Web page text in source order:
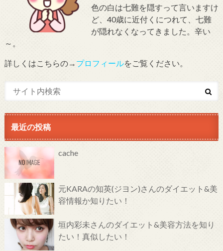
色の白は七難を隠すって言いますけ
ど、40歳に近付くにつれて、七難
が隠れなくなってきました。辛い
～。
詳しくはこちらの→ プロフィールをご覧ください。
最近の投稿
cache
元KARAの知英(ジヨン)さんのダイエット&美
容情報か知りたい！
垣内彩未さんのダイエット&美容方法を知り
たい！真似したい！